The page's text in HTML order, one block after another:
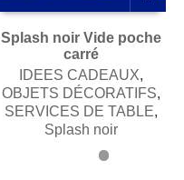
Splash noir Vide poche
carré
IDEES CADEAUX,
OBJETS DÉCORATIFS,
SERVICES DE TABLE,
Splash noir